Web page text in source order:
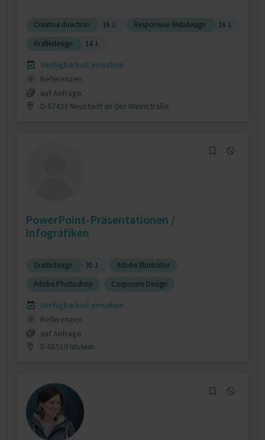
Creative direction 16 J. Responsive Webdesign
16 J.
Grafikdesign
14 J.
Verfügbarkeit einsehen
0
Referenzen
auf Anfrage
D-67433 Neustadt an der Weinstraße
PowerPoint-Präsentationen /
Infografiken
Grafikdesign 30 J.
Adobe Illustrator
Adobe Photoshop
Corporate Design
Verfügbarkeit einsehen
0
Referenzen
auf Anfrage
D-65510 Idstein